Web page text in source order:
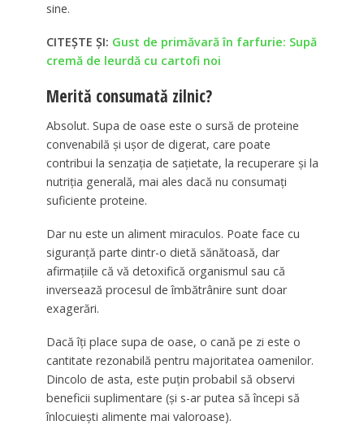
sine.
CITEȘTE ȘI: Gust de primăvară în farfurie: Supă
cremă de leurdă cu cartofi noi
Merită consumată zilnic?
Absolut. Supa de oase este o sursă de proteine
convenabilă și ușor de digerat, care poate
contribui la senzația de sațietate, la recuperare și la
nutriția generală, mai ales dacă nu consumați
suficiente proteine.
Dar nu este un aliment miraculos. Poate face cu
siguranță parte dintr-o dietă sănătoasă, dar
afirmațiile că vă detoxifică organismul sau că
inversează procesul de îmbătrânire sunt doar
exagerări.
Dacă îți place supa de oase, o cană pe zi este o
cantitate rezonabilă pentru majoritatea oamenilor.
Dincolo de asta, este puțin probabil să observi
beneficii suplimentare (și s-ar putea să începi să
înlocuiești alimente mai valoroase).